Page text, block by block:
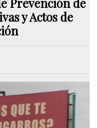
Prevención de
y Actos de